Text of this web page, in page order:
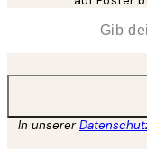
In unserer